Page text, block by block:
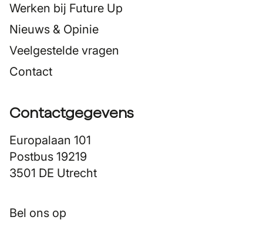
Werken bij Future Up
Nieuws & Opinie
Veelgestelde vragen
Contact
Contactgegevens
Europalaan 101
Postbus 19219
3501 DE Utrecht
Bel ons op